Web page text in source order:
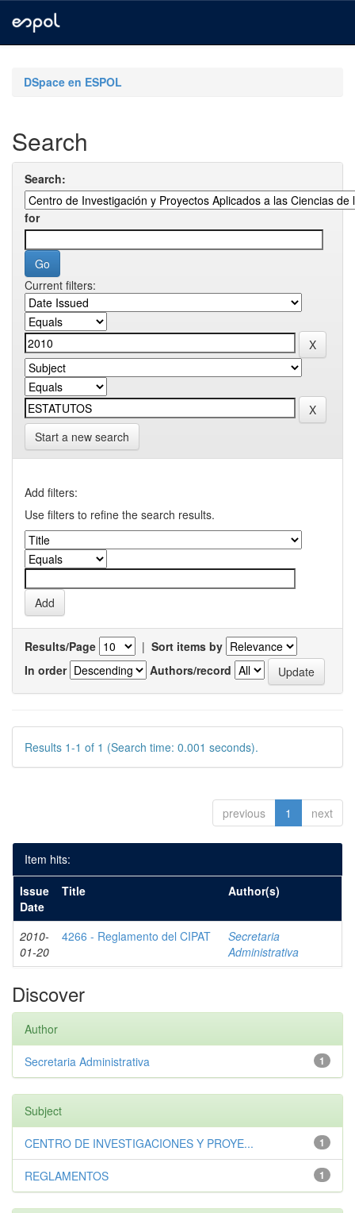
navigationDSpace en ESPOL
Search
Search:
for
Current filters:
Start a new search
Add filters:
Use filters to refine the search results.
Results/Page | Sort items by
In order
Authors/record
Results 1-1 of 1 (Search time: 0.001 seconds).
previous 1 next
Item hits:
Issue
Date
Title Author(s)
2010-
01-20
4266 - Reglamento del CIPAT
Secretaria
Administrativa
Discover
Author
1
Secretaria Administrativa
Subject
1
CENTRO DE INVESTIGACIONES Y PROYE...
1
REGLAMENTOS